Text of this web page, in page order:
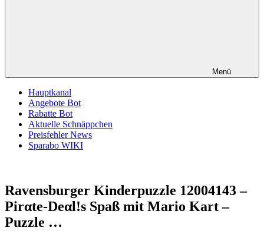
Menü
Hauptkanal
Angebote Bot
Rabatte Bot
Aktuelle Schnäppchen
Preisfehler News
Sparabo WIKI
Ravensburger Kinderpuzzle 12004143 –
Pirαtе-Dеαl!s Spaß mit Mario Kart –
Puzzle …